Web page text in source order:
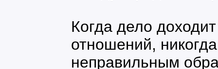
Когда дело
отношений,
неправильным